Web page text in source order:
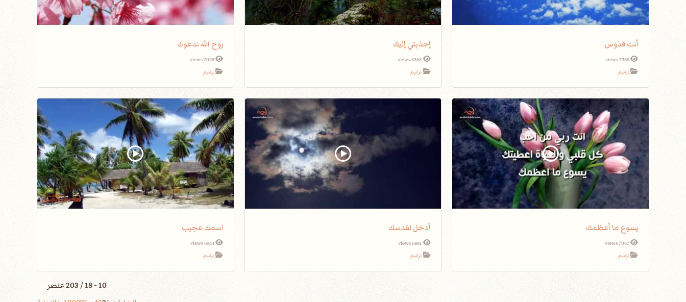
أنت قدوس
7365 views
ترانيم
إجذبني إليك
ترانيم
روح الله ندعوك
7028 views
ترانيم
يسوع ما أعظمك
7067 views
ترانيم
أدخل لقدسك
ترانيم
اسمك عجيب
6944 views
ترانيم
10 - 18 / 203 عنصر